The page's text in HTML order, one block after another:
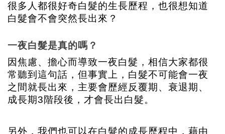
很多人都很好奇白髮的生長歷程，也很想知道
白髮會不會突然長出來？
一夜白髮是真的嗎？
因焦慮、擔心而導致一夜白髮，相信大家都很
常聽到這句話，但事實上，白髮不可能會一夜
之間就長出來，主要會歷經反覆期、衰退期、
成長期3階段後，才會長出白髮。
另外，我們也可以在白髮的成長歷程中，藉由